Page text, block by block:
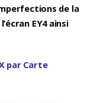
de la
EY4 ainsi
par Carte